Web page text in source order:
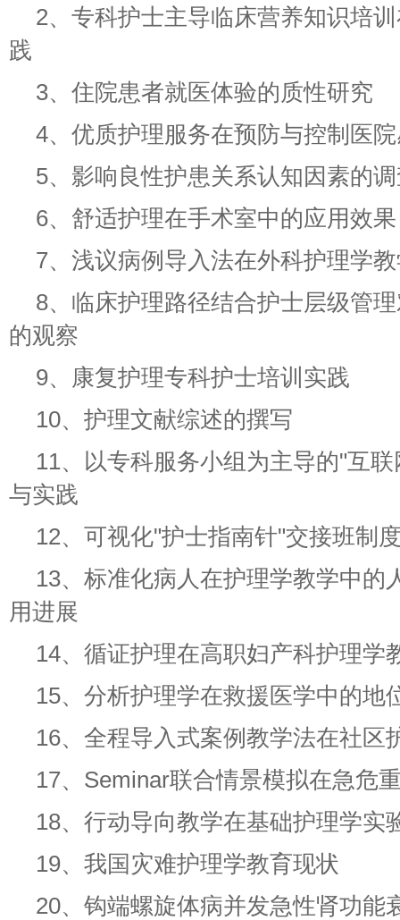
2、专科护士主导临床营养知识培
践
3、住院患者就医体验的质性研究
4、优质护理服务在预防与控制医
5、影响良性护患关系认知因素的
6、舒适护理在手术室中的应用效果
7、浅议病例导入法在外科护理学
8、临床护理路径结合护士层级管
的观察
9、康复护理专科护士培训实践
10、护理文献综述的撰写
11、以专科服务小组为主导的"互
与实践
12、可视化"护士指南针"交接班制
13、标准化病人在护理学教学中的
用进展
14、循证护理在高职妇产科护理学
15、分析护理学在救援医学中的地
16、全程导入式案例教学法在社区
17、Seminar联合情景模拟在急危
18、行动导向教学在基础护理学实
19、我国灾难护理学教育现状
20、钩端螺旋体病并发急性肾功能